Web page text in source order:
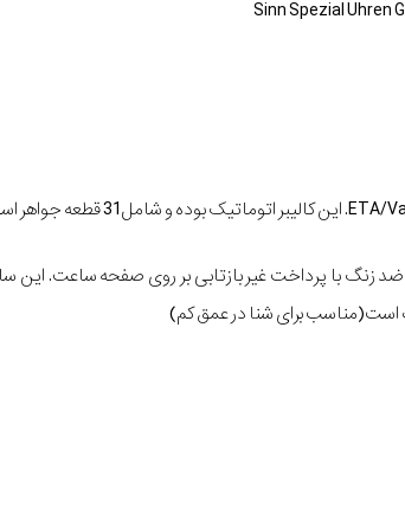
زنگ با پرداخت غیر بازتابی بر روی صفحه ساعت. این